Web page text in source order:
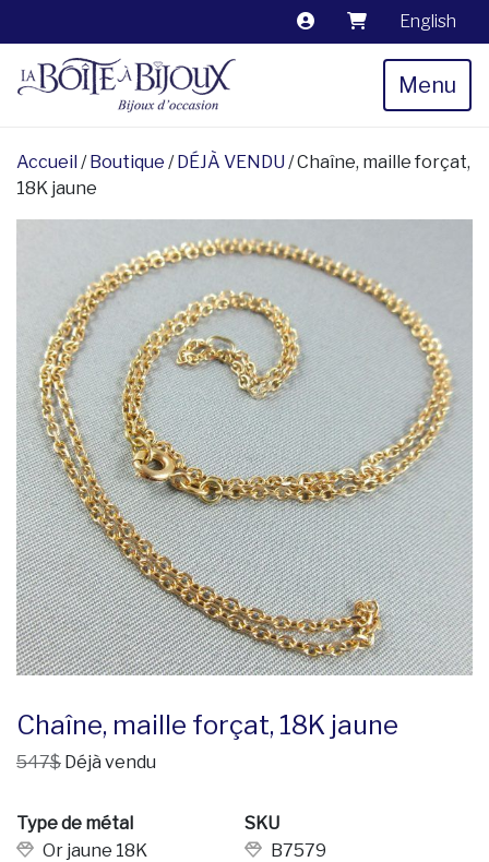
English
Menu
Accueil /Boutique /DÉJÀ VENDU / Chaîne, maille forçat,
18K jaune
Chaîne, maille forçat, 18K jaune
547$ Déjà vendu
Type de métal
Or jaune 18K
SKU
B7579